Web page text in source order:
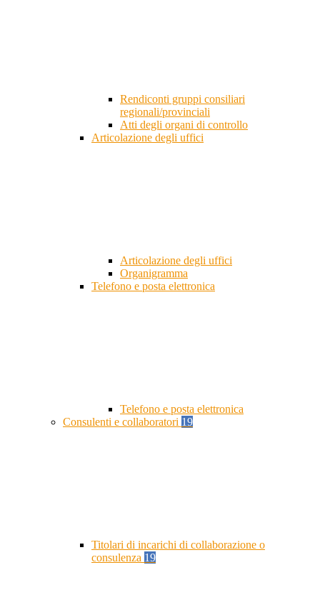
Rendiconti gruppi consiliari
regionali/provinciali
Atti degli organi di controllo
Articolazione degli uffici
Articolazione degli uffici
Organigramma
Telefono e posta elettronica
Telefono e posta elettronica
Consulenti e collaboratori 19
Titolari di incarichi di collaborazione o
consulenza 19